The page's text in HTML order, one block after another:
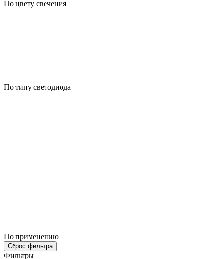
По цвету свечения
По типу светодиода
По применению
Сброс фильтра
Фильтры